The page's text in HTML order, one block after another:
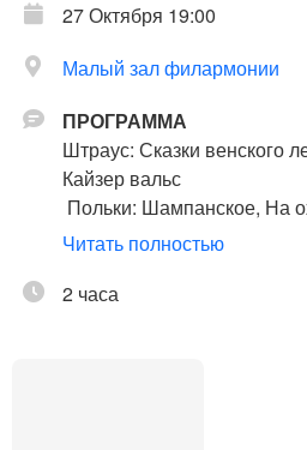
27 Октября 19:00
Малый зал филармонии
ПРОГРАММА
Штраус: Сказки венского
Кайзер вальс
Польки: Шампанское, На
и молния
Читать полностью
2 часа